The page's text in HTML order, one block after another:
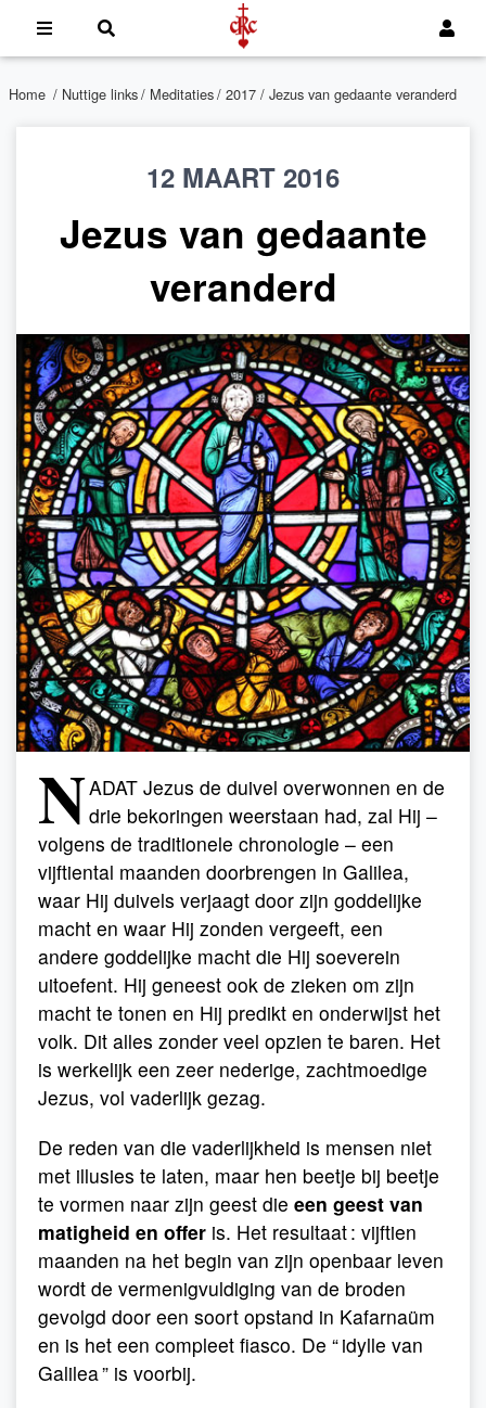
Home / Nuttige links/ Meditaties/ 2017 / Jezus van gedaante veranderd
12 MAART 2016
Jezus van gedaante
veranderd
NADAT Jezus de duivel overwonnen en de
drie bekoringen weerstaan had, zal Hij –
volgens de traditionele chronologie – een
vijftiental maanden doorbrengen in Galilea,
waar Hij duivels verjaagt door zijn goddelijke
macht en waar Hij zonden vergeeft, een
andere goddelijke macht die Hij soeverein
uitoefent. Hij geneest ook de zieken om zijn
macht te tonen en Hij predikt en onderwijst het
volk. Dit alles zonder veel opzien te baren. Het
is werkelijk een zeer nederige, zachtmoedige
Jezus, vol vaderlijk gezag.
De reden van die vaderlijkheid is mensen niet
met illusies te laten, maar hen beetje bij beetje
te vormen naar zijn geest die een geest van
matigheid en offer is. Het resultaat : vijftien
maanden na het begin van zijn openbaar leven
wordt de vermenigvuldiging van de broden
gevolgd door een soort opstand in Kafarnaüm
en is het een compleet fiasco. De “ idylle van
Galilea ” is voorbij.